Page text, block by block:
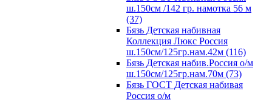
ш.150см /142 гр. намотка 56 м
(37)
Бязь Детская набивная
Коллекция Люкс Россия
ш.150см/125гр.нам.42м (116)
Бязь Детская набив.Россия о/м
ш.150см/125гр.нам.70м (73)
Бязь ГОСТ Детская набивая
Россия о/м